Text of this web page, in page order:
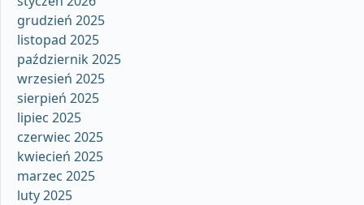
grudzień 2025
listopad 2025
październik 2025
wrzesień 2025
sierpień 2025
lipiec 2025
czerwiec 2025
kwiecień 2025
marzec 2025
luty 2025